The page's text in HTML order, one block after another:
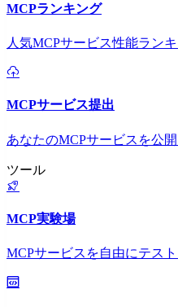
MCPランキング
人気MCPサービス性能ラン
MCPサービス提出
あなたのMCPサービスを公
ツール
MCP実験場
MCPサービスを自由にテス